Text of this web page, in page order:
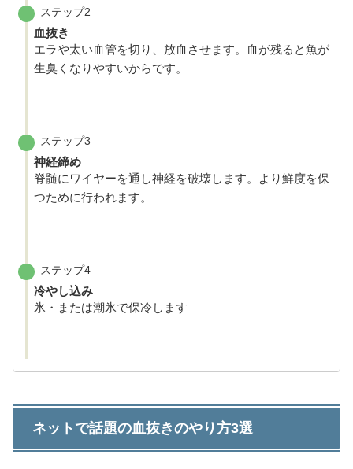
ステップ2
血抜き
エラや太い血管を切り、放血させます。血が残ると魚が
生臭くなりやすいからです。
ステップ3
神経締め
脊髄にワイヤーを通し神経を破壊します。より鮮度を保
つために行われます。
ステップ4
冷やし込み
氷・または潮氷で保冷します
ネットで話題の血抜きのやり方3選